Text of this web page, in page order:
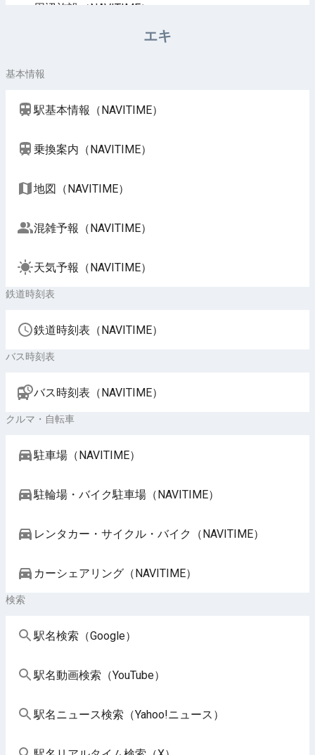
周辺施設（NAVITIME）
エキ
基本情報
駅基本情報（NAVITIME）
乗換案内（NAVITIME）
地図（NAVITIME）
混雑予報（NAVITIME）
天気予報（NAVITIME）
鉄道時刻表
鉄道時刻表（NAVITIME）
バス時刻表
バス時刻表（NAVITIME）
クルマ・自転車
駐車場（NAVITIME）
駐輪場・バイク駐車場（NAVITIME）
レンタカー・サイクル・バイク（NAVITIME）
カーシェアリング（NAVITIME）
検索
駅名検索（Google）
駅名動画検索（YouTube）
駅名ニュース検索（Yahoo!ニュース）